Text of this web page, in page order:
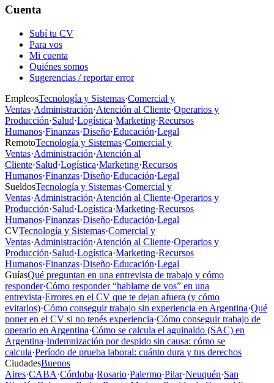
Cuenta
Subí tu CV
Para vos
Mi cuenta
Quiénes somos
Sugerencias / reportar error
EmpleosTecnología y Sistemas·Comercial y
Ventas·Administración·Atención al Cliente·Operarios y
Producción·Salud·Logística·Marketing·Recursos
Humanos·Finanzas·Diseño·Educación·Legal
RemotoTecnología y Sistemas·Comercial y
Ventas·Administración·Atención al
Cliente·Salud·Logística·Marketing·Recursos
Humanos·Finanzas·Diseño·Educación·Legal
SueldosTecnología y Sistemas·Comercial y
Ventas·Administración·Atención al Cliente·Operarios y
Producción·Salud·Logística·Marketing·Recursos
Humanos·Finanzas·Diseño·Educación·Legal
CVTecnología y Sistemas·Comercial y
Ventas·Administración·Atención al Cliente·Operarios y
Producción·Salud·Logística·Marketing·Recursos
Humanos·Finanzas·Diseño·Educación·Legal
GuíasQué preguntan en una entrevista de trabajo y cómo
responder·Cómo responder “hablame de vos” en una
entrevista·Errores en el CV que te dejan afuera (y cómo
evitarlos)·Cómo conseguir trabajo sin experiencia en Argentina·Qué
poner en el CV si no tenés experiencia·Cómo conseguir trabajo de
operario en Argentina·Cómo se calcula el aguinaldo (SAC) en
Argentina·Indemnización por despido sin causa: cómo se
calcula·Período de prueba laboral: cuánto dura y tus derechos
CiudadesBuenos
Aires·CABA·Córdoba·Rosario·Palermo·Pilar·Neuquén·San